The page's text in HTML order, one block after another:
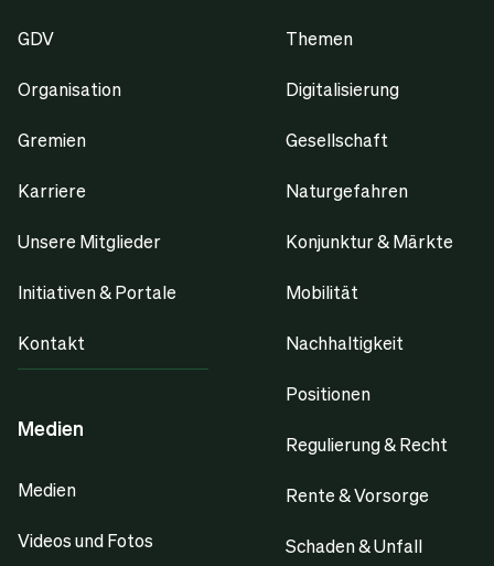
GDV
Organisation
Gremien
Karriere
Unsere Mitglieder
Initiativen & Portale
Kontakt
Medien
Medien
Videos und Fotos
Themen
Digitalisierung
Gesellschaft
Naturgefahren
Konjunktur & Märkte
Mobilität
Nachhaltigkeit
Positionen
Regulierung & Recht
Rente & Vorsorge
Schaden & Unfall